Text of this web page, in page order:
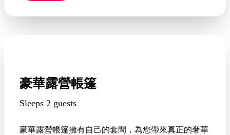
豪華露營帳篷
Sleeps 2 guests
豪華露營帳篷擁有自己的套間，為您帶來真正的奢華